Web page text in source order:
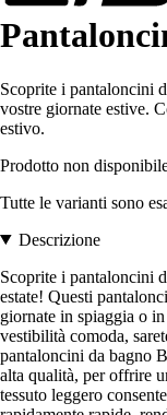
Scoprite i pantaloncini
vostre giornate estive.
estivo.
Prodotto non
Tutte le varianti sono
Descrizione
Scoprite i pantaloncini
estate! Questi
giornate in spiaggia o
vestibilità comoda,
pantaloncini da bagno
alta qualità, per offrire
tessuto leggero